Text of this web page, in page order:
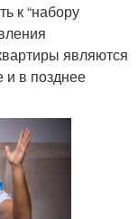
к “набору
являются
и в позднее